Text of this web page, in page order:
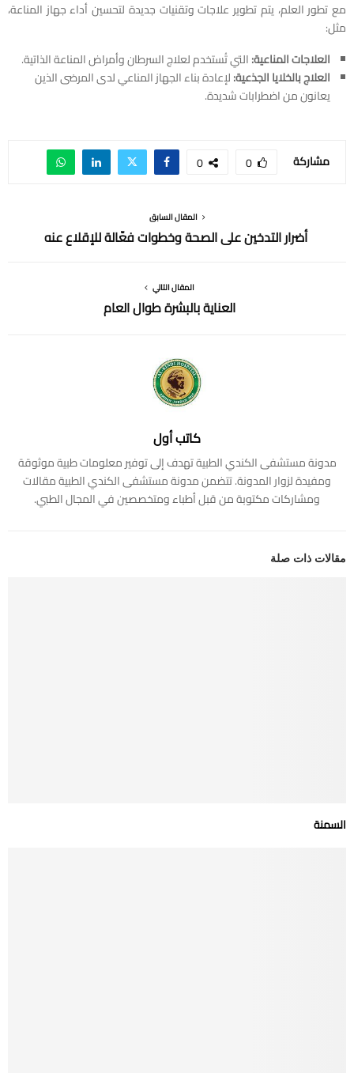
مع تطور العلم، يتم تطوير علاجات وتقنيات جديدة لتحسين أداء جهاز المناعة،
مثل:
العلاجات المناعية:التي تُستخدم لعلاج السرطان وأمراض المناعة الذاتية.
العلاج بالخلايا الجذعية:لإعادة بناء الجهاز المناعي لدى المرضى الذين
يعانون من اضطرابات شديدة.
مشاركة 0
0
المقال السابق
أضرار التدخين على الصحة وخطوات فعّالة للإقلاع عنه
المقال التالي
العناية بالبشرة طوال العام
كاتب أول
مدونة مستشفى الكندي الطبية تهدف إلى توفير معلومات طبية موثوقة
ومفيدة لزوار المدونة. تتضمن مدونة مستشفى الكندي الطبية مقالات
ومشاركات مكتوبة من قبل أطباء ومتخصصين في المجال الطبي.
مقالات ذات صلة
السمنة